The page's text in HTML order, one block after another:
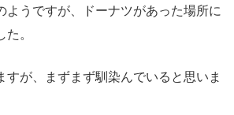
ようですが、ドーナツがあった場所に
。
すが、まずまず馴染んでいると思いま